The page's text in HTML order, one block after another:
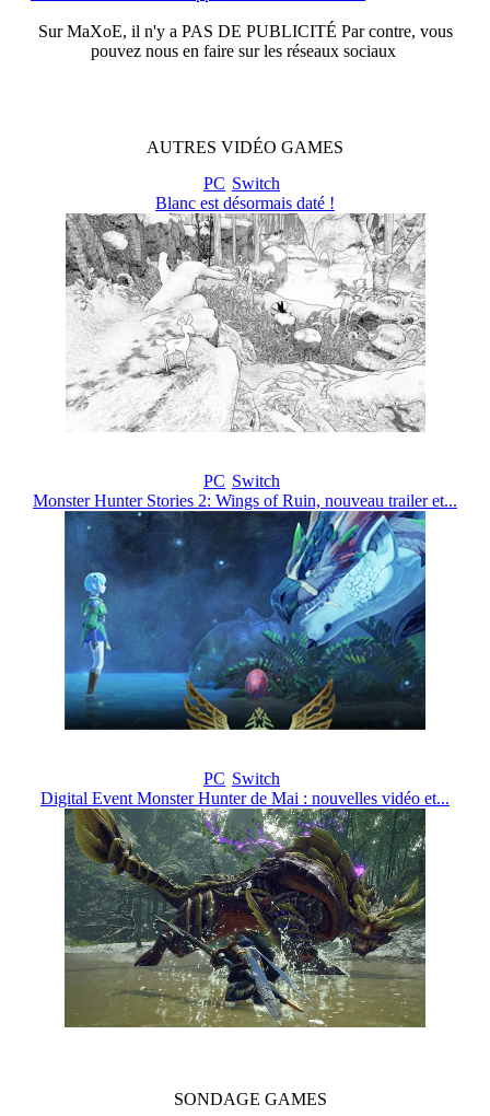
SurMaXoE, il n'y a PAS DE PUBLICITÉ Par contre, vous
pouvez nous en faire sur les réseaux sociaux
AUTRES VIDÉO GAMES
PC Switch
Blanc est désormais daté !
PC Switch
Monster Hunter Stories 2: Wings of Ruin, nouveau trailer et...
PC Switch
Digital Event Monster Hunter de Mai : nouvelles vidéo et...
SONDAGE GAMES